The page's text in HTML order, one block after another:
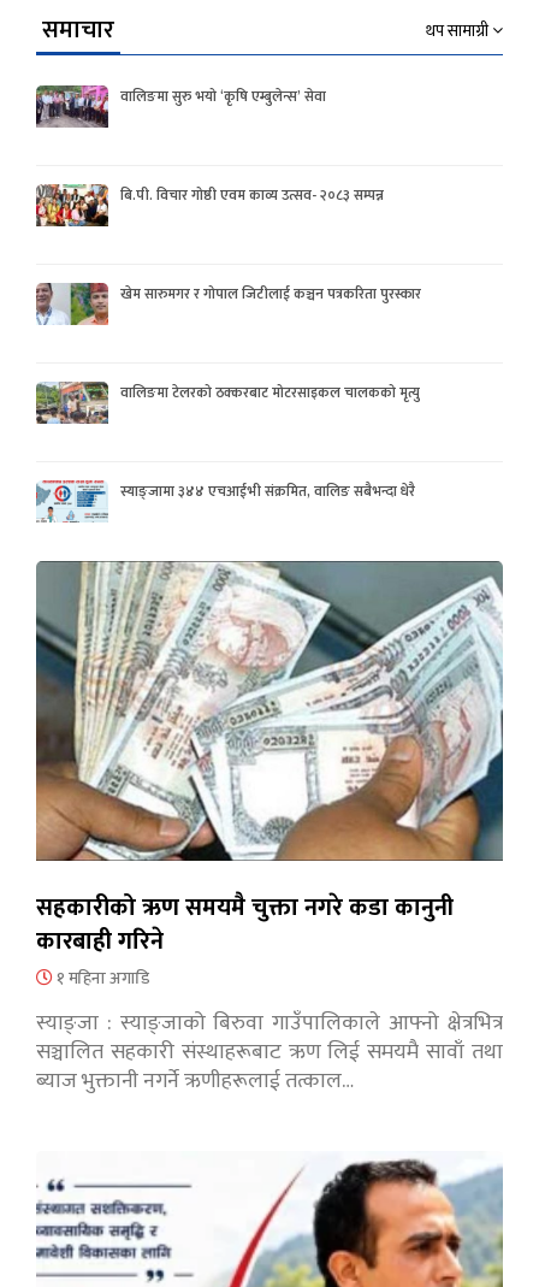
समाचार थप सामाग्री
वालिङमा सुरु भयो ‘कृषि एम्बुलेन्स’ सेवा
बि.पी. विचार गोष्ठी एवम काव्य उत्सव- २०८३ सम्पन्न
खेम सारुमगर र गोपाल जिटीलाई कञ्चन पत्रकरिता पुरस्कार
वालिङमा टेलरको ठक्करबाट मोटरसाइकल चालकको मृत्यु
स्याङ्जामा ३४४ एचआईभी संक्रमित, वालिङ सबैभन्दा धेरै
सहकारीको ऋण समयमै चुक्ता नगरे कडा कानुनी
कारबाही गरिने
१ महिना अगाडि
स्याङ्जा : स्याङ्जाको बिरुवा गाउँपालिकाले आफ्नो क्षेत्रभित्र
सञ्चालित सहकारी संस्थाहरूबाट ऋण लिई समयमै सावाँ तथा
ब्याज भुक्तानी नगर्ने ऋणीहरूलाई तत्काल…